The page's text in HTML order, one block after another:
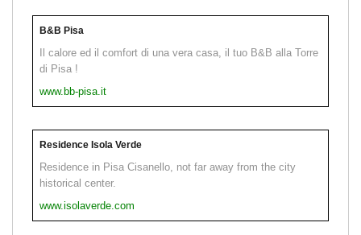
B&B Pisa
Il calore ed il comfort di una vera casa, il tuo B&B alla Torre
di Pisa !
www.bb-pisa.it
Residence Isola Verde
Residence in Pisa Cisanello, not far away from the city
historical center.
www.isolaverde.com